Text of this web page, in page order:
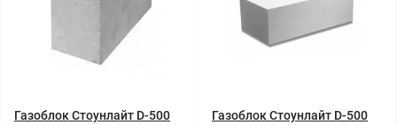
Газоблок Стоунлайт D-500
Газоблок Стоунлайт D-500